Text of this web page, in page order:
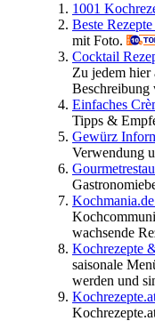
1001
Beste
mit Foto.
Cocktail
Zu jedem hier
Einfaches
Tipps &
Gewürz
Verwendung
wachsende
Kochrezepte
saisonale
werden und